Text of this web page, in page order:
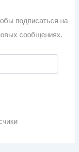
подписаться на
сообщениях.